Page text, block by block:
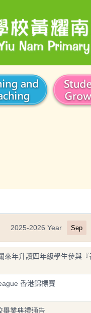
2025-2026 Year Sep
來年升讀四年級學生參與
香港錦標賽
畢業典禮通告